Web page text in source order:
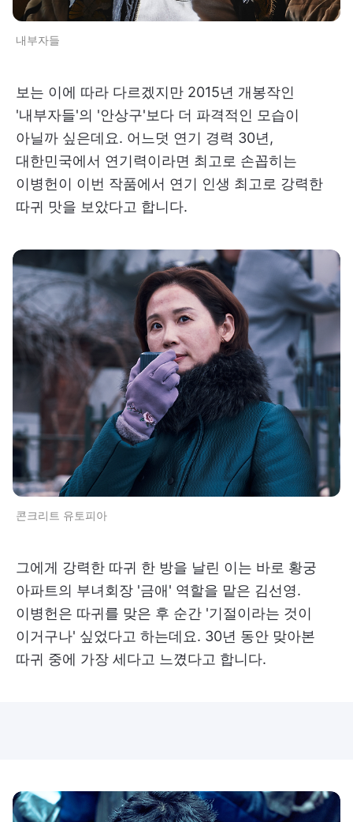
내부자들
보는 이에 따라 다르겠지만 2015년 개봉작인
'내부자들'의 '안상구'보다 더 파격적인 모습이
아닐까 싶은데요. 어느덧 연기 경력 30년,
대한민국에서 연기력이라면 최고로 손꼽히는
이병헌이 이번 작품에서 연기 인생 최고로 강력한
따귀 맛을 보았다고 합니다.
콘크리트 유토피아
그에게 강력한 따귀 한 방을 날린 이는 바로 황궁
아파트의 부녀회장 '금애' 역할을 맡은 김선영.
이병헌은 따귀를 맞은 후 순간 '기절이라는 것이
이거구나' 싶었다고 하는데요. 30년 동안 맞아본
따귀 중에 가장 세다고 느꼈다고 합니다.